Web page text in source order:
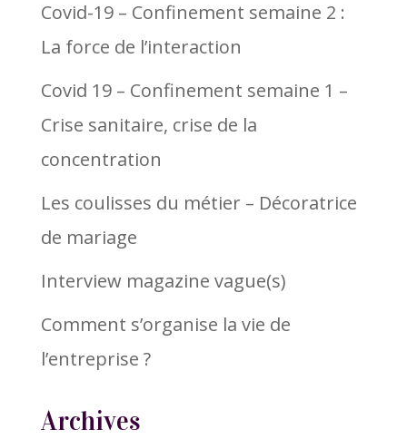
Covid-19 – Confinement semaine 2 :
La force de l’interaction
Covid 19 – Confinement semaine 1 –
Crise sanitaire, crise de la
concentration
Les coulisses du métier – Décoratrice
de mariage
Interview magazine vague(s)
Comment s’organise la vie de
l’entreprise ?
Archives